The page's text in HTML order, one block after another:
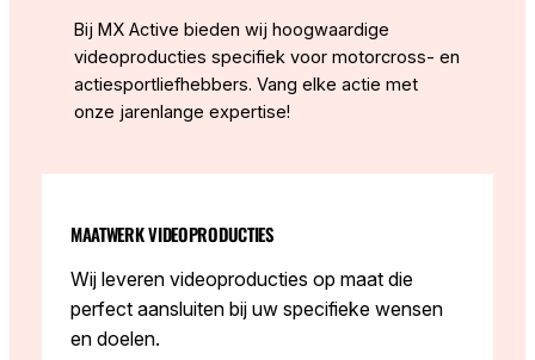
Bij MX Active bieden wij hoogwaardige
videoproducties specifiek voor motorcross- en
actiesportliefhebbers. Vang elke actie met
onze jarenlange expertise!
MAATWERK VIDEOPRODUCTIES
Wij leveren videoproducties op maat die
perfect aansluiten bij uw specifieke wensen
en doelen.